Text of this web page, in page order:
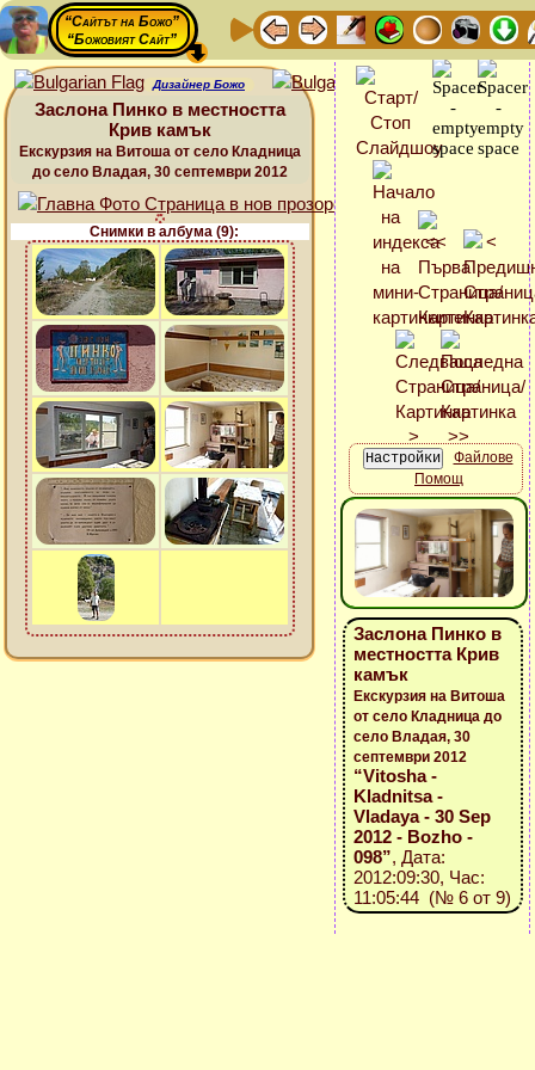
“Сайтът на Божо”
“Божовият Сайт”
Дизайнер Божо
Заслона Пинко в местността
Крив камък
Екскурзия на Витоша от село Кладница
до село Владая, 30 септември 2012
Снимки в албума (9):
Файлове
Помощ
Заслона Пинко в
местността Крив
камък
Екскурзия на Витоша
от село Кладница до
село Владая, 30
септември 2012
“Vitosha -
Kladnitsa -
Vladaya - 30 Sep
2012 - Bozho -
098”, Дата:
2012:09:30, Час:
11:05:44 (№ 6 от 9)